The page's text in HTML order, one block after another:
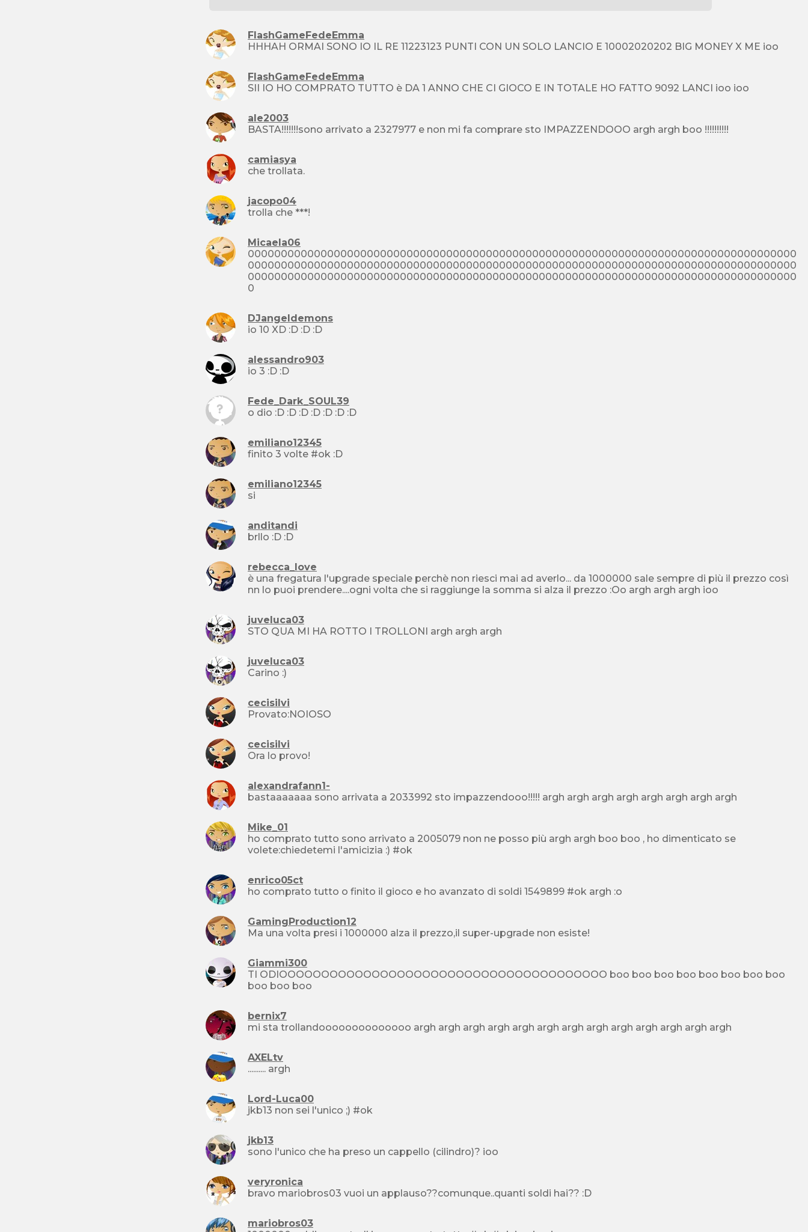
FlashGameFedeEmma
HHHAH ORMAI SONO IO IL RE 11223123 PUNTI CON UN SOLO LANCIO E 10002020202 BIG MONEY X ME ioo
FlashGameFedeEmma
SII IO HO COMPRATO TUTTO è DA 1 ANNO CHE CI GIOCO E IN TOTALE HO FATTO 9092 LANCI ioo ioo
ale2003
BASTA!!!!!!!sono arrivato a 2327977 e non mi fa comprare sto IMPAZZENDOOO argh argh boo !!!!!!!!!!
camiasya
che trollata.
jacopo04
trolla che ***!
Micaela06
00000000000000000000000000000000000000000000000000000000000000000000000000000000000
00000000000000000000000000000000000000000000000000000000000000000000000000000000000
00000000000000000000000000000000000000000000000000000000000000000000000000000000000
0
DJangeldemons
io 10 XD :D :D :D
alessandro903
io 3 :D :D
Fede_Dark_SOUL39
o dio :D :D :D :D :D :D :D
emiliano12345
finito 3 volte #ok :D
emiliano12345
si
anditandi
brllo :D :D
rebecca_love
è una fregatura l'upgrade speciale perchè non riesci mai ad averlo... da 1000000 sale sempre di più il prezzo così
nn lo puoi prendere....ogni volta che si raggiunge la somma si alza il prezzo :Oo argh argh argh ioo
juveluca03
STO QUA MI HA ROTTO I TROLLONI argh argh argh
juveluca03
Carino :)
cecisilvi
Provato:NOIOSO
cecisilvi
Ora lo provo!
alexandrafann1-
bastaaaaaaa sono arrivata a 2033992 sto impazzendooo!!!!! argh argh argh argh argh argh argh argh
Mike_01
ho comprato tutto sono arrivato a 2005079 non ne posso più argh argh boo boo , ho dimenticato se
volete:chiedetemi l'amicizia :) #ok
enrico05ct
ho comprato tutto o finito il gioco e ho avanzato di soldi 1549899 #ok argh :o
GamingProduction12
Ma una volta presi i 1000000 alza il prezzo,il super-upgrade non esiste!
Giammi300
TI ODIOOOOOOOOOOOOOOOOOOOOOOOOOOOOOOOOOOOOOOO boo boo boo boo boo boo boo boo
boo boo boo
bernix7
mi sta trollandoooooooooooooo argh argh argh argh argh argh argh argh argh argh argh argh argh
AXELtv
.......... argh
Lord-Luca00
jkb13 non sei l'unico ;) #ok
jkb13
sono l'unico che ha preso un cappello (cilindro)? ioo
veryronica
bravo mariobros03 vuoi un applauso??comunque..quanti soldi hai?? :D
mariobros03